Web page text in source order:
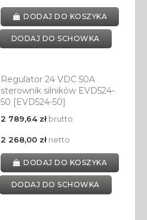
DODAJ DO KOSZYKA
DODAJ DO SCHOWKA
Regulator 24 VDC 50A
sterownik silników EVD524-
50 [EVD524-50]
2 789,64 złbrutto
2 268,00 złnetto
DODAJ DO KOSZYKA
DODAJ DO SCHOWKA